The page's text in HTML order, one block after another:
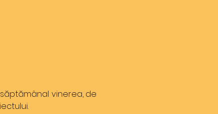
vinerea, de